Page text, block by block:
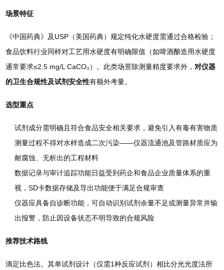
场景特征
《中国药典》及USP（美国药典）规定纯化水硬度需通过合格检验；
食品饮料行业同样对工艺用水硬度有明确限值（如啤酒酿造用水硬度
通常要求≤2.5 mg/L CaCO₃）。此类场景除测量精度要求外， 对仪器
的卫生合规性及试剂安全性有额外考量。
选型重点
试剂成分需明确且符合食品安全相关要求，避免引入有毒有害物质
测量过程不得对水样造成二次污染——仪器流通池及管路材质应为
耐腐蚀、无析出的工程材料
数据记录与审计追踪功能日益受到药企和食品企业质量体系的重
视，SD卡数据存储及导出功能便于满足合规审查
仪器应具备自诊断功能，可自动识别试剂余量不足或测量异常并输
出报警，防止因设备状态不明导致的合规风险
推荐技术路线
滴定比色法。其单试剂设计（仅需1种反应试剂）相比分光光度法所